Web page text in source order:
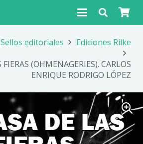
Sellos editoriales
Ediciones Rilke
FIERAS (OHMENAGERIES). CARLOS
ENRIQUE RODRIGO LÓPEZ